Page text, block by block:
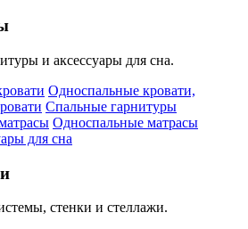
и аксессуары для сна.
Односпальные кровати,
Спальные гарнитуры
Односпальные матрасы
для сна
стенки и стеллажи.